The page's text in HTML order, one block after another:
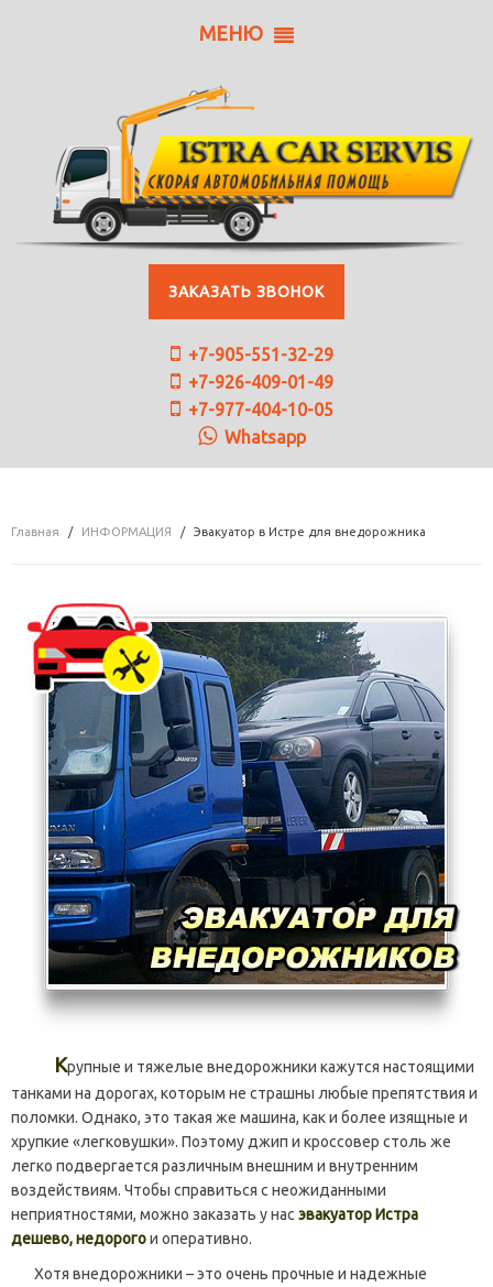
МЕНЮ
ЗАКАЗАТЬ ЗВОНОК
+7-905-551-32-29
+7-926-409-01-49
+7-977-404-10-05
Whatsapp
Главная ИНФОРМАЦИЯ Эвакуатор в Истре для внедорожника
Крупные и тяжелые внедорожники кажутся настоящими
танками на дорогах, которым не страшны любые препятствия и
поломки. Однако, это такая же машина, как и более изящные и
хрупкие «легковушки». Поэтому джип и кроссовер столь же
легко подвергается различным внешним и внутренним
воздействиям. Чтобы справиться с неожиданными
неприятностями, можно заказать у насэвакуатор Истра
дешево, недорогои оперативно.
Хотя внедорожники – это очень прочные и надежные